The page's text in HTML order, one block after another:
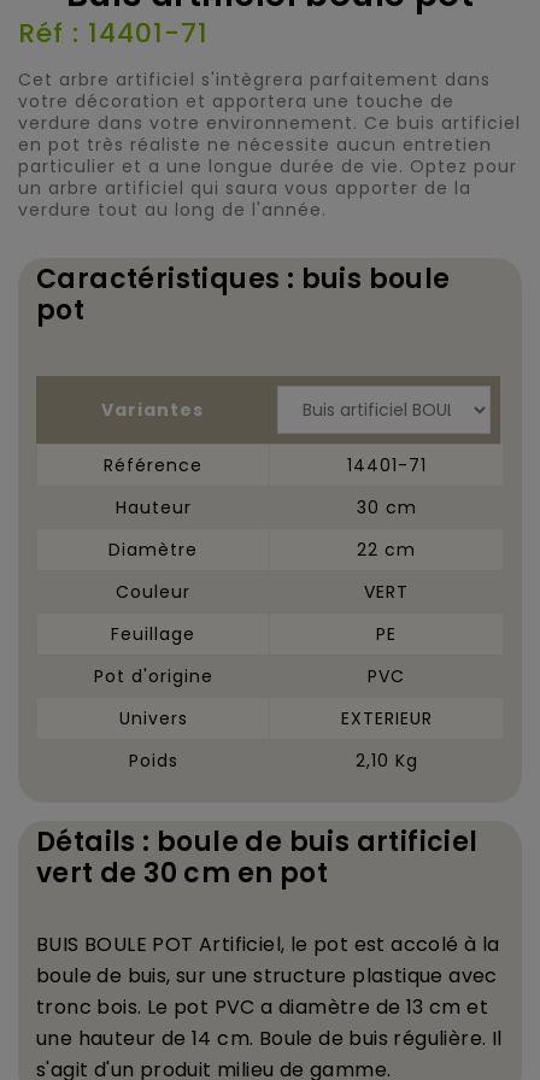
Réf : 14401-71
Cet arbre artificiel s'intègrera parfaitement dans
votre décoration et apportera une touche de
verdure dans votre environnement. Ce buis artificiel
en pot très réaliste ne nécessite aucun entretien
particulier et a une longue durée de vie. Optez pour
un arbre artificiel qui saura vous apporter de la
verdure tout au long de l'année.
Caractéristiques : buis boule
pot
Variantes
Référence
14401-71
Hauteur
30 cm
Diamètre
22 cm
Couleur
VERT
Feuillage
PE
Pot d'origine
PVC
Univers
EXTERIEUR
Poids
2,10 Kg
Détails : boule de buis artificiel
vert de 30 cm en pot
BUIS BOULE POT Artificiel, le pot est accolé à la
boule de buis, sur une structure plastique avec
tronc bois. Le pot PVC a diamètre de 13 cm et
une hauteur de 14 cm. Boule de buis régulière. Il
s'agit d'un produit milieu de gamme.